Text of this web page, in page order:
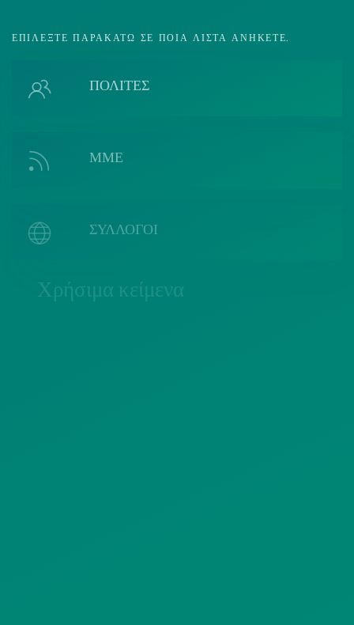
ΕΠΙΛΈΞΤΕ ΠΑΡΑΚΆΤΩ ΣΕ ΠΟΙΑ ΛΊΣΤΑ ΑΝΉΚΕΤΕ.
ΠΟΛΙΤΕΣ
ΜΜΕ
ΣΥΛΛΟΓΟΙ
Χρήσιμα κείμενα